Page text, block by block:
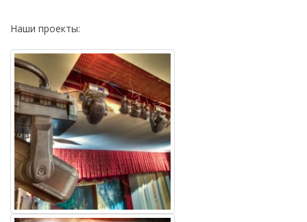
Наши проекты: